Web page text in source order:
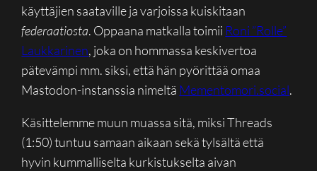
käyttäjien saataville ja varjoissa kuiskitaan
federaatiosta. Oppaana matkalla toimii Roni ”Rolle”
Laukkarinen, joka on hommassa keskivertoa
pätevämpi mm. siksi, että hän pyörittää omaa
Mastodon-instanssia nimeltä Mementomori.social.
Käsittelemme muun muassa sitä, miksi Threads
(1:50) tuntuu samaan aikaan sekä tylsältä että
hyvin kummalliselta kurkistukselta aivan